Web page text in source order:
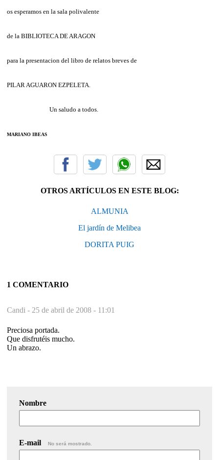
os esperamos en la sala polivalente
de la BIBLIOTECA DE ARAGON
para la presentacion del libro de relatos breves de
PILAR AGUARON EZPELETA.
Un saludo a todos.
MARIANO IBEAS
OTROS ARTÍCULOS EN ESTE BLOG:
ALMUNIA
El jardín de Melibea
DORITA PUIG
1 COMENTARIO
Candi - 25 de abril de 2008 - 11:01
Preciosa portada.
Que disfrutéis mucho.
Un abrazo.
Nombre
E-mail No será mostrado.